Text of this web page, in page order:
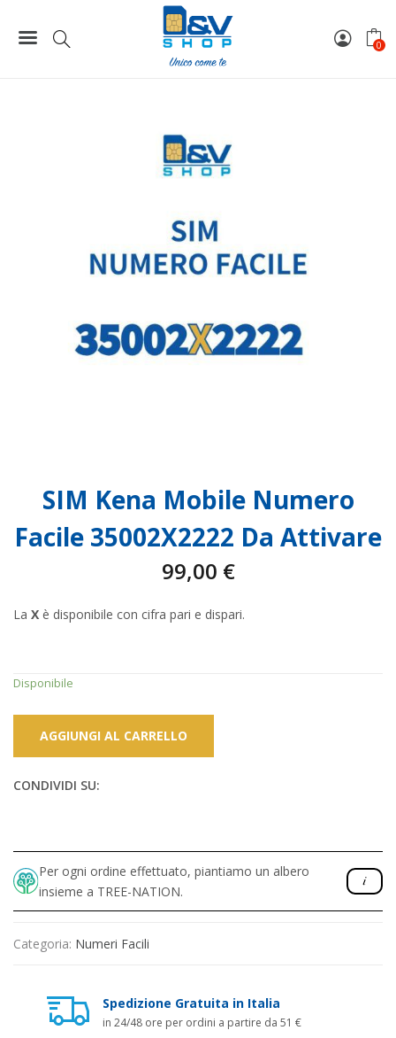
0
SIM Kena Mobile Numero Facile 35002X2222 Da Attivare
SIM Kena Mobile Numero
Facile 35002X2222 Da Attivare
99,00 €
La X è disponibile con cifra pari e dispari.
Disponibile
AGGIUNGI AL CARRELLO
CONDIVIDI SU:
Per ogni ordine effettuato, piantiamo un albero
insieme a TREE-NATION.
Categoria: Numeri Facili
Spedizione Gratuita in Italia
in 24/48 ore per ordini a partire da 51 €